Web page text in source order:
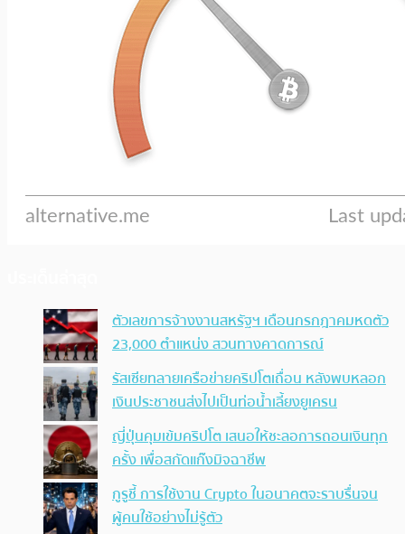
ตัวเลขการจ้างงานสหรัฐฯ เดือนกรกฎาคมหดตัว
23,000 ตำแหน่ง สวนทางคาดการณ์
รัสเซียทลายเครือข่ายคริปโตเถื่อน หลังพบหลอก
เงินประชาชนส่งไปเป็นท่อน้ำเลี้ยงยูเครน
ญี่ปุ่นคุมเข้มคริปโต เสนอให้ชะลอการถอนเงินทุก
ครั้ง เพื่อสกัดแก๊งมิจฉาชีพ
กูรูชี้ การใช้งาน Crypto ในอนาคตจะราบรื่นจน
ผู้คนใช้อย่างไม่รู้ตัว